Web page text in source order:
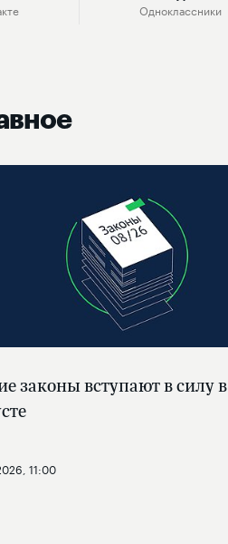
Одноклассники
законы вступают в силу в
11:00